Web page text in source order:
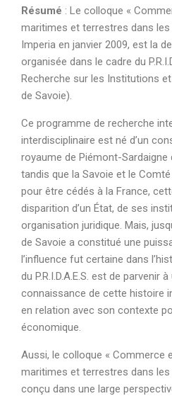
Résumé : Le colloque «
maritimes et terrestres dans les
Imperia en janvier 2009, est la
organisée dans le cadre du
Recherche sur les Institutions
de Savoie).
Ce programme de recherche
interdisciplinaire est né d’un
royaume de Piémont-Sardaigne
tandis que la Savoie et le
pour être cédés à la France,
disparition d’un État, de ses
organisation juridique. Mais,
de Savoie a constitué une
l’influence fut certaine dans
du P.R.I.D.A.E.S. est de parvenir
connaissance de cette histoire
en relation avec son contexte
économique.
Aussi, le colloque « Commerce
maritimes et terrestres dans les
conçu dans une large